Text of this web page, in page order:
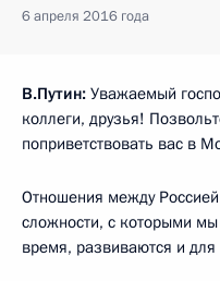
6 апреля 2016 года
В.Путин: Уважаемый
коллеги, друзья!
поприветствовать вас в
Отношения между
сложности, с которыми
время, развиваются и